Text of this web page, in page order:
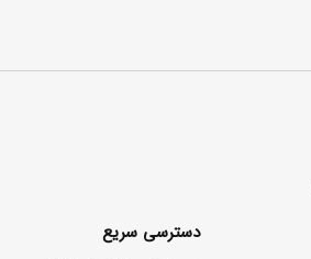
دسترسی سریع